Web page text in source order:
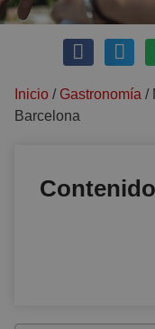
Inicio / Gastronomía /
Barcelona